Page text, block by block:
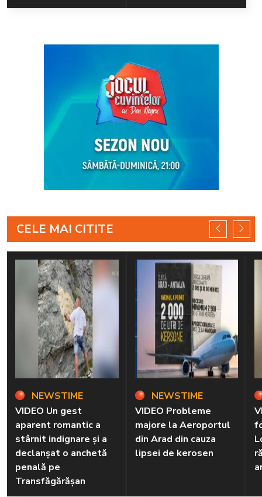
CELE MAI CITITE
NEWSTIME
VIDEO Un gest
aparent romantic a
stârnit indignare și a
declanșat o anchetă
penală pe
Transfăgărășan
NEWSTIME
VIDEO Probleme
majore la Aeroportul
din Arad din cauza
lipsei de kerosen